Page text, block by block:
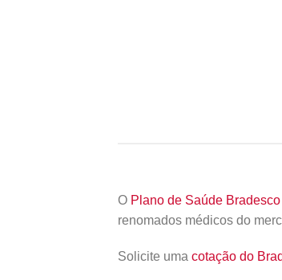
O Plano de Saúde Bradesco
renomados médicos do
Solicite uma cotação do